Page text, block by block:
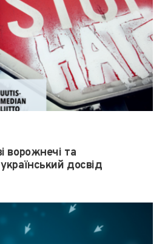
ворожнечі та
досвід